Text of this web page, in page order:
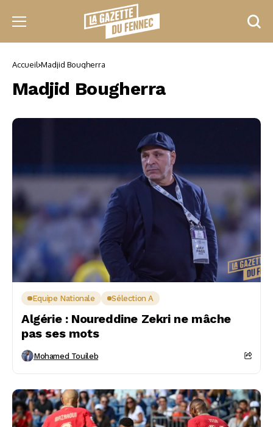
Accueil Madjid Bougherra
Madjid Bougherra
Equipe Nationale Sélection A
Algérie : Noureddine Zekri ne mâche
pas ses mots
Mohamed Touileb